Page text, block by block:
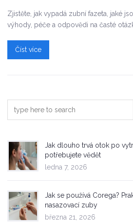
Zjistěte, jak vypadá zubní fazeta, jaké
výhody, péče a odpovědi na časté
Číst více
Jak dlouho trvá otok po
potřebujete vědět
ledna 7, 2026
Jak se používá Corega?
nasazovací zuby
března 21, 2026